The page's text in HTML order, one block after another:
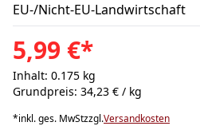
EU-/Nicht-EU-Landwirtschaft
5,99 €*
Inhalt: 0.175 kg
Grundpreis: 34,23 € / kg
*inkl. ges. MwStzzgl.Versandkosten